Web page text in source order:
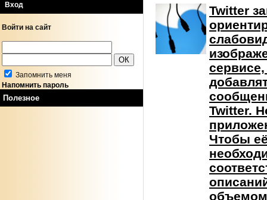
Вход
Войти на сайт
Запомнить меня
Напомнить пароль
Полезное
Twitter
Twitter.
Чтобы
объемом